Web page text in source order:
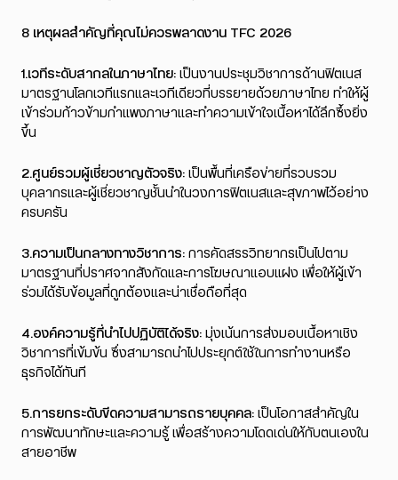
8 เหตุผลสำคัญที่คุณไม่ควรพลาดงาน TFC 2026
1.เวทีระดับสากลในภาษาไทย: เป็นงานประชุมวิชาการด้านฟิตเนส
มาตรฐานโลกเวทีแรกและเวทีเดียวที่บรรยายด้วยภาษาไทย ทำให้ผู้
เข้าร่วมก้าวข้ามกำแพงภาษาและทำความเข้าใจเนื้อหาได้ลึกซึ้งยิ่ง
ขึ้น
2.ศูนย์รวมผู้เชี่ยวชาญตัวจริง: เป็นพื้นที่เครือข่ายที่รวบรวม
บุคลากรและผู้เชี่ยวชาญชั้นนำในวงการฟิตเนสและสุขภาพไว้อย่าง
ครบครัน
3.ความเป็นกลางทางวิชาการ: การคัดสรรวิทยากรเป็นไปตาม
มาตรฐานที่ปราศจากสังกัดและการโฆษณาแอบแฝง เพื่อให้ผู้เข้า
ร่วมได้รับข้อมูลที่ถูกต้องและน่าเชื่อถือที่สุด
4.องค์ความรู้ที่นำไปปฏิบัติได้จริง: มุ่งเน้นการส่งมอบเนื้อหาเชิง
วิชาการที่เข้มข้น ซึ่งสามารถนำไปประยุกต์ใช้ในการทำงานหรือ
ธุรกิจได้ทันที
5.การยกระดับขีดความสามารถรายบุคคล: เป็นโอกาสสำคัญใน
การพัฒนาทักษะและความรู้ เพื่อสร้างความโดดเด่นให้กับตนเองใน
สายอาชีพ